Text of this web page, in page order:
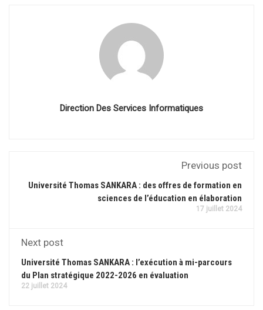
Direction Des Services Informatiques
Previous post
Université Thomas SANKARA : des offres de formation en
sciences de l’éducation en élaboration
17 juillet 2024
Next post
Université Thomas SANKARA : l’exécution à mi-parcours
du Plan stratégique 2022-2026 en évaluation
22 juillet 2024